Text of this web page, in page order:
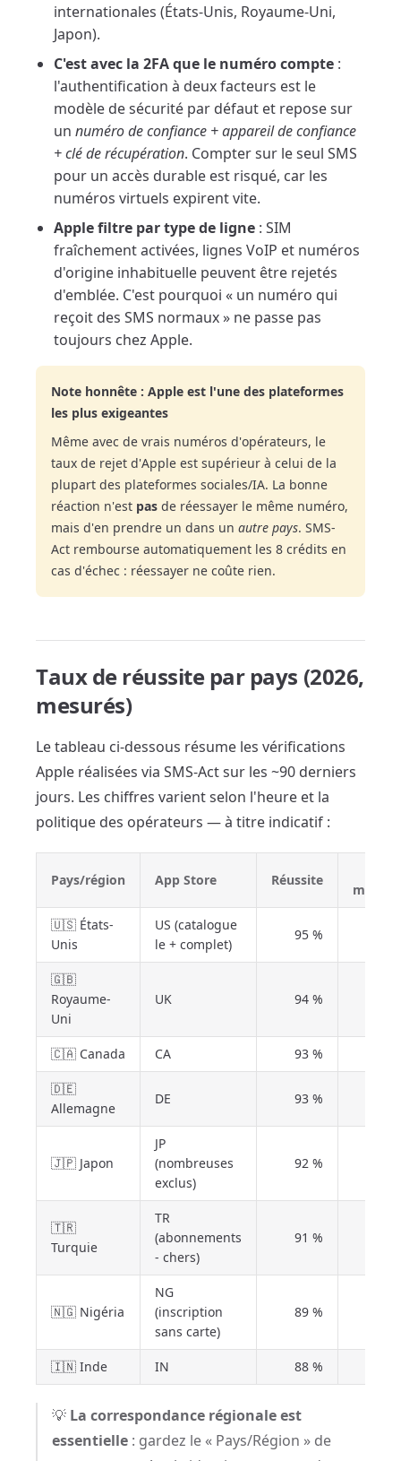
internationales (États-Unis, Royaume-Uni,
Japon).
C'est avec la 2FA que le numéro compte :
l'authentification à deux facteurs est le
modèle de sécurité par défaut et repose sur
un numéro de confiance + appareil de confiance
+ clé de récupération. Compter sur le seul SMS
pour un accès durable est risqué, car les
numéros virtuels expirent vite.
Apple filtre par type de ligne : SIM
fraîchement activées, lignes VoIP et numéros
d'origine inhabituelle peuvent être rejetés
d'emblée. C'est pourquoi « un numéro qui
reçoit des SMS normaux » ne passe pas
toujours chez Apple.
Note honnête : Apple est l'une des plateformes
les plus exigeantes
Même avec de vrais numéros d'opérateurs, le
taux de rejet d'Apple est supérieur à celui de la
plupart des plateformes sociales/IA. La bonne
réaction n'est pas de réessayer le même numéro,
mais d'en prendre un dans un autre pays. SMS-
Act rembourse automatiquement les 8 crédits en
cas d'échec : réessayer ne coûte rien.
Taux de réussite par pays (2026,
mesurés)
Le tableau ci-dessous résume les vérifications
Apple réalisées via SMS-Act sur les ~90 derniers
jours. Les chiffres varient selon l'heure et la
politique des opérateurs — à titre indicatif :
Pays/région App Store Réussite
moyen
🇺🇸 États-
Unis
US (catalogue
le + complet)
95 %
🇬🇧
Royaume-
Uni
UK 94 %
🇨🇦 Canada CA 93 %
🇩🇪
Allemagne
DE 93 %
🇯🇵 Japon
JP
(nombreuses
exclus)
92 %
🇹🇷
Turquie
TR
(abonnements
- chers)
91 %
🇳🇬 Nigéria
NG
(inscription
sans carte)
89 %
🇮🇳 Inde IN 88 %
💡 La correspondance régionale est
essentielle : gardez le « Pays/Région » de